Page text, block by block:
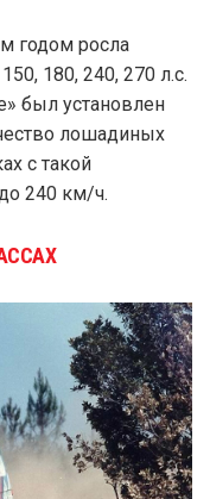
годом росла
180, 240, 270 л.с.
был установлен
лошадиных
с такой
240 км/ч.